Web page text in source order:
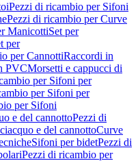
Pezzi di ricambio per Sifoni
Pezzi di ricambio per Curve
ManicottiSet per
per
per CannottiRaccordi in
PVCMorsetti e cappucci di
per Sifoni per
per Sifoni per
per Sifoni
e del cannottoPezzi di
e del cannottoCurve
Sifoni per bidetPezzi di
Pezzi di ricambio per